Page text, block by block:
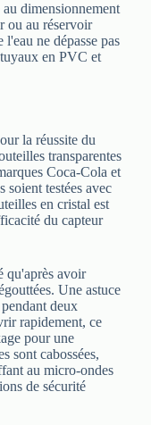
dimensionnement
ou au réservoir
ne dépasse pas
en PVC et
la réussite du
transparentes
Coca-Cola et
soient testées avec
en cristal est
du capteur
qu'après avoir
Une astuce
deux
rapidement, ce
pour une
sont cabossées,
au micro-ondes
de sécurité